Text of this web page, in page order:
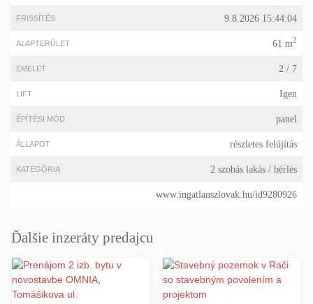
FRISSÍTÉS 9.8.2026 15:44:04
ALAPTERÜLET 61 m2
EMELET 2 / 7
LIFT Igen
ÉPÍTÉSI MÓD panel
ÁLLAPOT részletes felújítás
KATEGÓRIA 2 szobás lakás / bérlés
www.ingatlanszlovak.hu/id9280926
Ďalšie inzeráty predajcu